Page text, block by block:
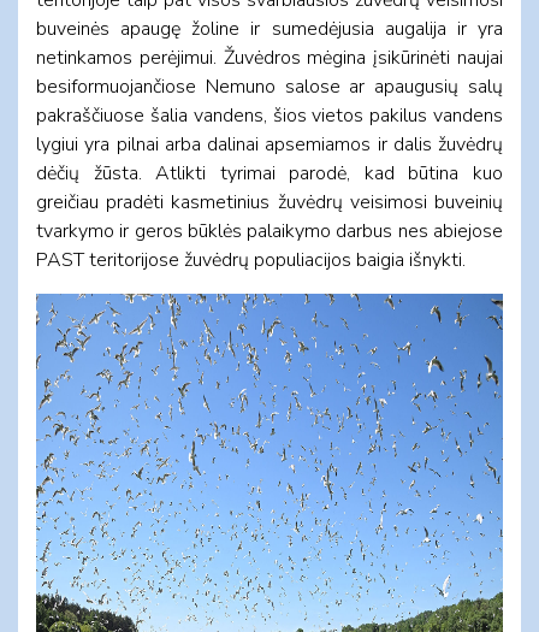
buveinės apaugę žoline ir sumedėjusia augalija ir yra
netinkamos perėjimui. Žuvėdros mėgina įsikūrinėti naujai
besiformuojančiose Nemuno salose ar apaugusių salų
pakraščiuose šalia vandens, šios vietos pakilus vandens
lygiui yra pilnai arba dalinai apsemiamos ir dalis žuvėdrų
dėčių žūsta. Atlikti tyrimai parodė, kad būtina kuo
greičiau pradėti kasmetinius žuvėdrų veisimosi buveinių
tvarkymo ir geros būklės palaikymo darbus nes abiejose
PAST teritorijose žuvėdrų populiacijos baigia išnykti.